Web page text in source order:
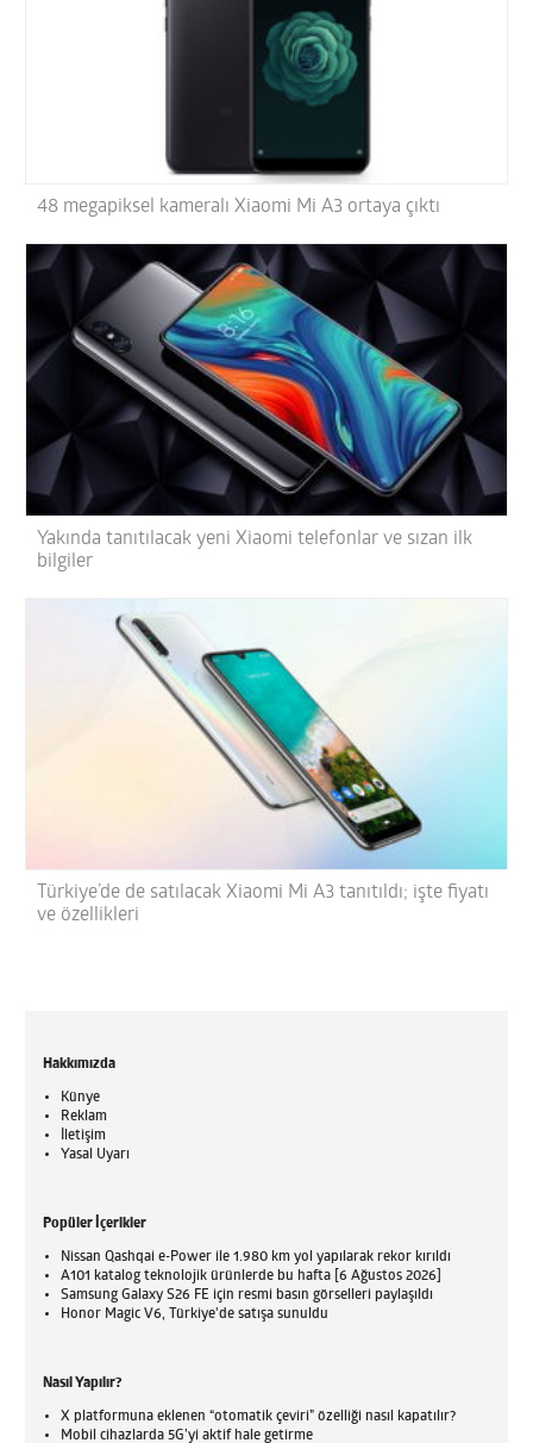
48 megapiksel kameralı Xiaomi Mi A3 ortaya çıktı
Yakında tanıtılacak yeni Xiaomi telefonlar ve sızan ilk
bilgiler
Türkiye’de de satılacak Xiaomi Mi A3 tanıtıldı; işte fiyatı
ve özellikleri
Hakkımızda
Künye
Reklam
İletişim
Yasal Uyarı
Popüler İçerikler
Nissan Qashqai e-Power ile 1.980 km yol yapılarak rekor kırıldı
A101 katalog teknolojik ürünlerde bu hafta [6 Ağustos 2026]
Samsung Galaxy S26 FE için resmi basın görselleri paylaşıldı
Honor Magic V6, Türkiye'de satışa sunuldu
Nasıl Yapılır?
X platformuna eklenen “otomatik çeviri” özelliği nasıl kapatılır?
Mobil cihazlarda 5G’yi aktif hale getirme